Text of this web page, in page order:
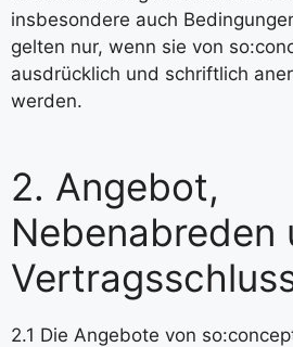
insbesondere auch
gelten nur, wenn sie von
ausdrücklich und schriftlich
werden.
2. Angebot,
Nebenabreden
2.1 Die Angebote von